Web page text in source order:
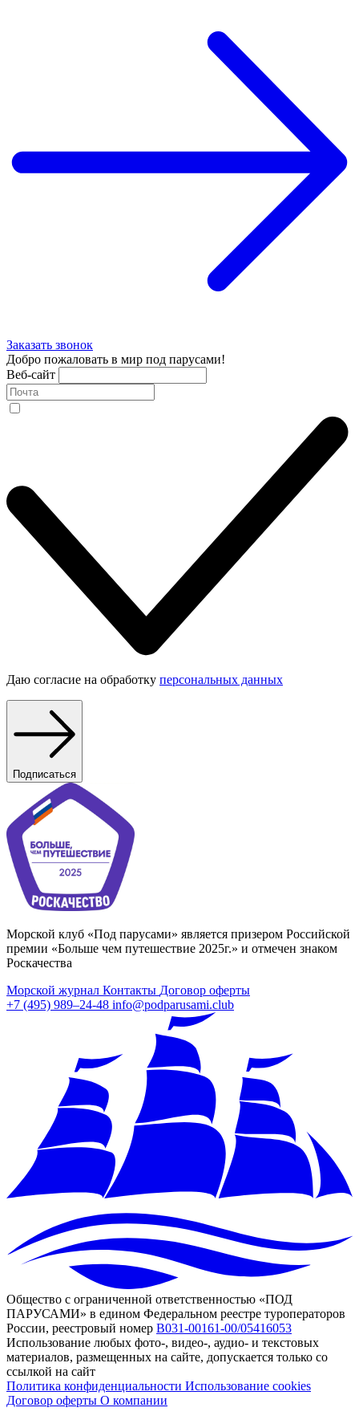
Заказать звонок
Добро пожаловать в мир под парусами!
Веб-сайт
Даю согласие на обработку персональных данных
Подписаться
Морской клуб «Под парусами» является призером Российской
премии «Больше чем путешествие 2025г.» и отмечен знаком
Роскачества
Морской журнал Контакты Договор оферты
+7 (495) 989–24-48 info@podparusami.club
Общество с ограниченной ответственностью «ПОД
ПАРУСАМИ» в едином Федеральном реестре туроператоров
России, реестровый номер В031-00161-00/05416053
Использование любых фото-, видео-, аудио- и текстовых
материалов, размещенных на сайте, допускается только со
ссылкой на сайт
Политика конфиденциальности Использование cookies
Договор оферты О компании